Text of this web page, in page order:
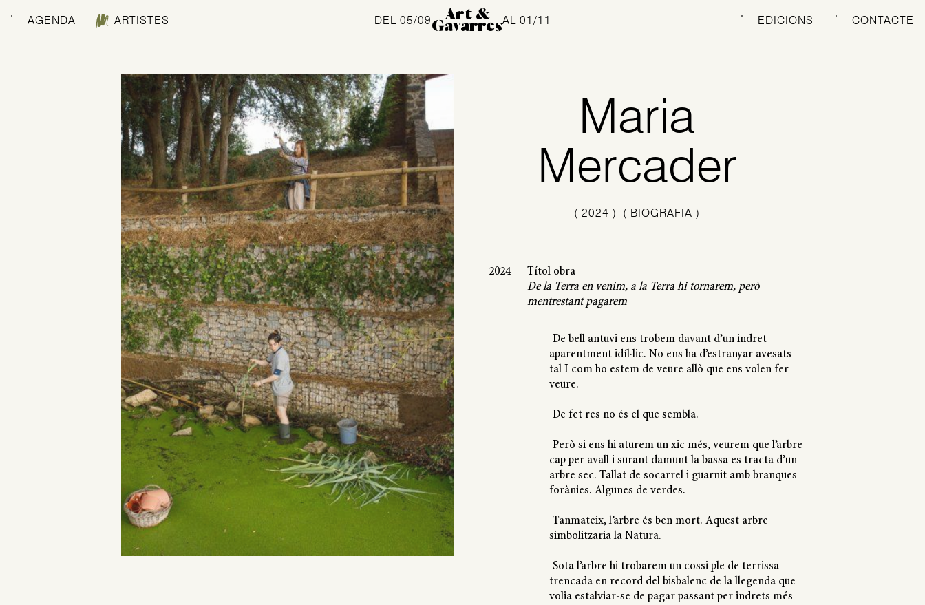
AGENDA ARTISTES DEL 05/09 Art &
GavarresAL 01/11 EDICIONS CONTACTE
Maria
Mercader
(2024) ( BIOGRAFIA )
2024
Títol obra
De la Terra en venim, a la Terra hi tornarem, però
mentrestant pagarem
De bell antuvi ens trobem davant d’un indret
aparentment idíl·lic. No ens ha d’estranyar avesats
tal I com ho estem de veure allò que ens volen fer
veure.
De fet res no és el que sembla.
Però si ens hi aturem un xic més, veurem que l’arbre
cap per avall i surant damunt la bassa es tracta d’un
arbre sec. Tallat de socarrel i guarnit amb branques
forànies. Algunes de verdes.
Tanmateix, l’arbre és ben mort. Aquest arbre
simbolitzaria la Natura.
Sota l’arbre hi trobarem un cossi ple de terrissa
trencada en record del bisbalenc de la llegenda que
volia estalviar-se de pagar passant per indrets més